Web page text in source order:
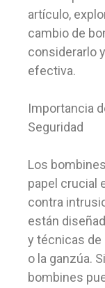
artículo,
cambio de
considerarlo
efectiva.
Importancia
Seguridad
Los
papel crucial
contra
están
y técnicas de
o la ganzúa.
bombines